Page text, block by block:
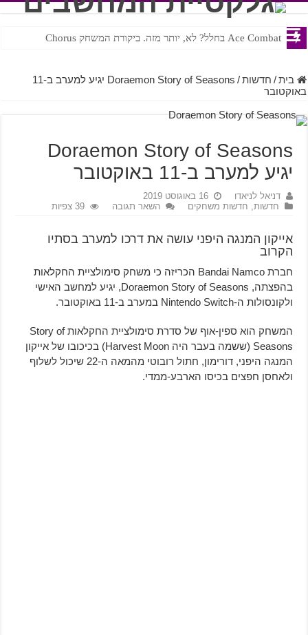
Ace Combat בחלל? לא, יותר מזה. ביקורת המשחק Chorus
Steven Universe והשירים שתורגמו בצורה נוראית לעברית
בית / חדשות /
Doraemon Story of Seasons יגיע למערב ב-11
באוקטובר
Doraemon Story of Seasons
יגיע למערב ב-11 באוקטובר
דניאל לניאדו
16 באוגוסט 2019
חדשות, חדשות משחקים השאר תגובה 39 צפיות
אייקון המנגה היפני עושה את דרכו למערב בסתיו
הקרוב
חברת Bandai Namco הכריזה כי משחק סימולציית החקלאות
בהפצתה, Doraemon Story of Seasons, יגיע למחשב האישי
ולקונסולות ה-Nintendo Switch במערב ב-11 באוקטובר.
המשחק הוא ספין-אוף של סדרת סימולציית החקלאות Story of
Seasons (ששמה בעבר היה Harvest Moon) בכיכובו של אייקון
המנגה היפני, דורימון, חתול רובוטי מהמאה ה-22 שיכול לשלוף
ולאחסן חפצים בכיסו הארבע-ממדי.